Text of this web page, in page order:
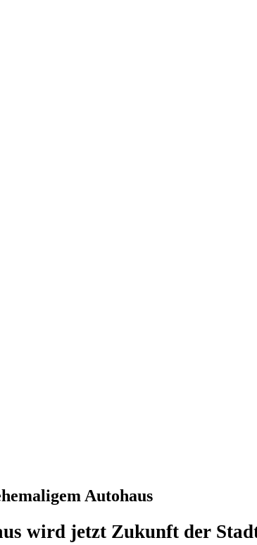
Autohaus
wird jetzt Zukunft der